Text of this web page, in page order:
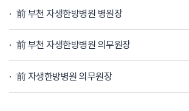
前 부천 자생한방병원 병원장
前 부천 자생한방병원 의무원장
前 자생한방병원 의무원장